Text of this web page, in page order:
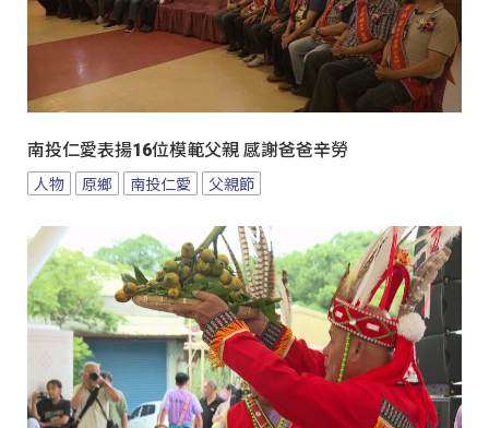
南投仁愛表揚16位模範父親 感謝爸爸辛勞
人物 原鄉 南投仁愛 父親節